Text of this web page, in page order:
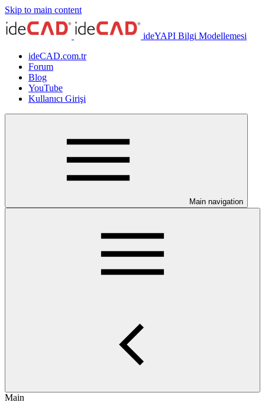
Skip to main content
ideYAPI Bilgi Modellemesi
ideCAD.com.tr
Forum
Blog
YouTube
Kullanıcı Girişi
Main navigation
Main